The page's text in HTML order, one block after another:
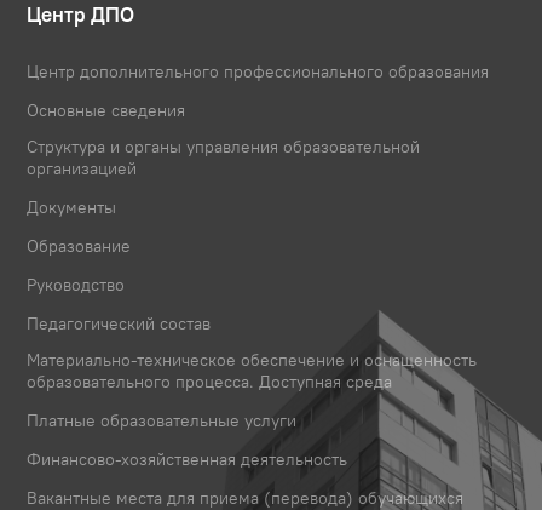
Центр ДПО
Центр дополнительного профессионального образования
Основные сведения
Структура и органы управления образовательной
организацией
Документы
Образование
Руководство
Педагогический состав
Материально-техническое обеспечение и оснащенность
образовательного процесса. Доступная среда
Платные образовательные услуги
Финансово-хозяйственная деятельность
Вакантные места для приема (перевода) обучающихся